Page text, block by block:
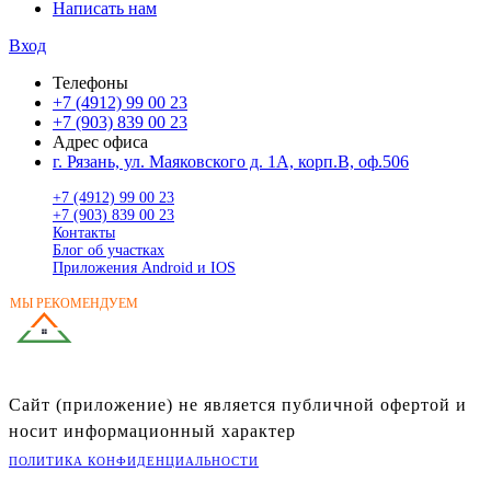
Написать нам
Вход
Телефоны
+7 (4912) 99 00 23
+7 (903) 839 00 23
Адрес офиса
г. Рязань, ул. Маяковского д. 1А, корп.В, оф.506
+7 (4912) 99 00 23
+7 (903) 839 00 23
Контакты
Блог об участках
Приложения Android и IOS
МЫ РЕКОМЕНДУЕМ
Сайт (приложение) не является публичной офертой и
носит информационный характер
ПОЛИТИКА КОНФИДЕНЦИАЛЬНОСТИ